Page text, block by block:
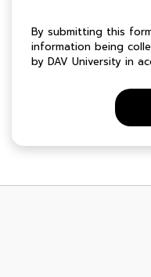
By submitting this
information being
by DAV University in